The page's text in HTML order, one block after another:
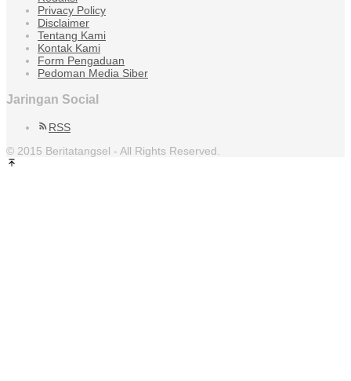
Privacy Policy
Disclaimer
Tentang Kami
Kontak Kami
Form Pengaduan
Pedoman Media Siber
Jaringan Social
RSS
© 2015 Beritatangsel - All Rights Reserved.